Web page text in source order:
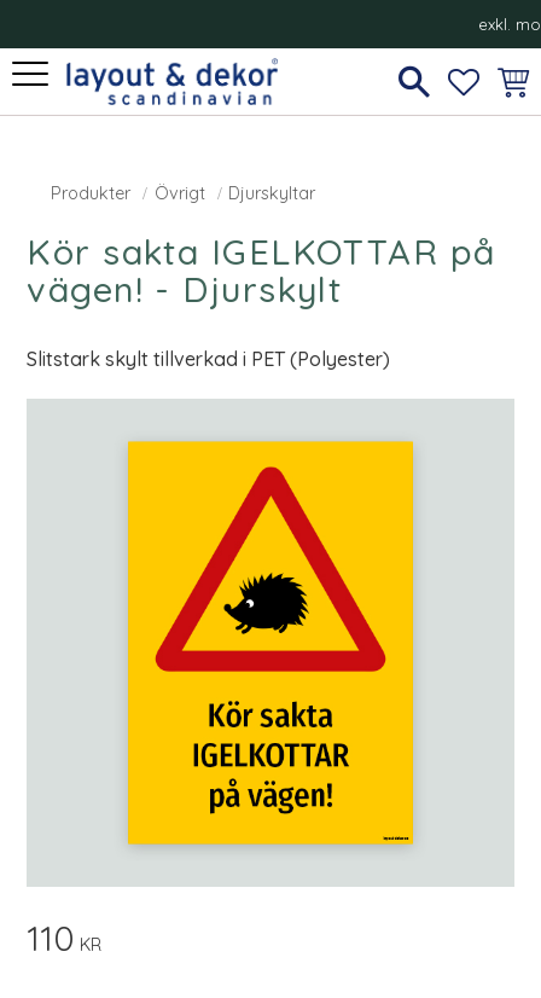
Meny
exkl.
Produkter Övrigt Djurskyltar
Kör sakta IGELKOTTAR på
vägen! - Djurskylt
Slitstark skylt tillverkad i PET (Polyester)
110 KR